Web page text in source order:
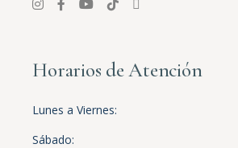
Horarios de Atención
Lunes a Viernes
Sábado